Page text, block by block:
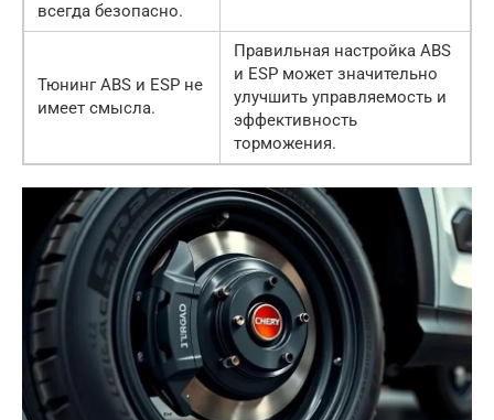
всегда безопасно.
Тюнинг ABS и ESP не
имеет смысла.
Правильная настройка ABS
и ESP может значительно
улучшить управляемость и
эффективность
торможения.